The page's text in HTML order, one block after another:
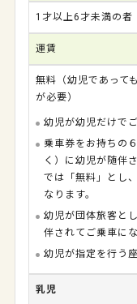
1才以上6才未満の者
運賃
無料（幼児であって
が必要）
幼児が幼児だけで
乗車券をお持ちの
く）に幼児が随伴
では「無料」とし
なります。
幼児が団体旅客と
伴されてご乗車に
幼児が指定を行う
乳児